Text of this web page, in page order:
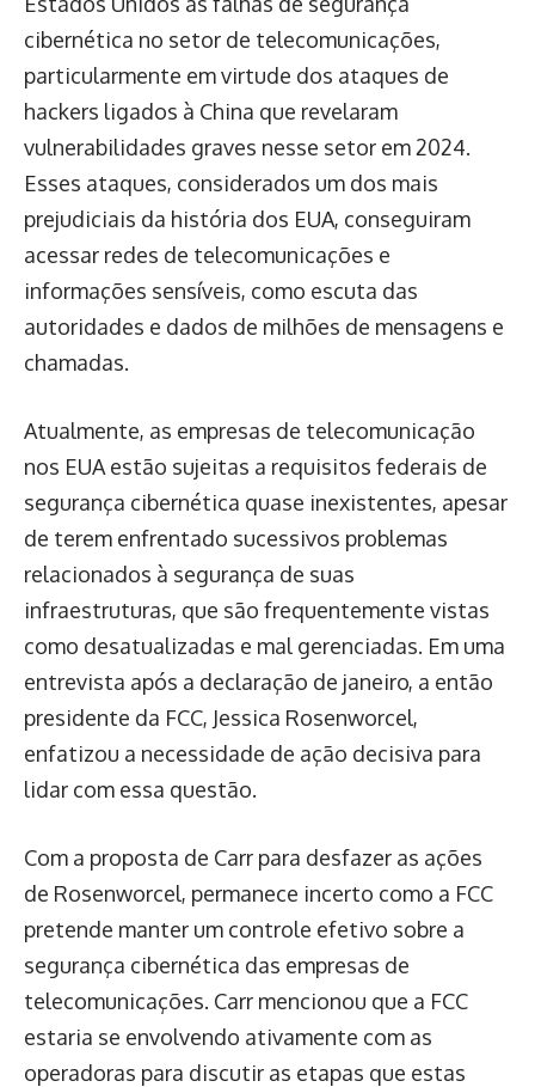
cibernética no setor de telecomunicações,
particularmente em virtude dos ataques de
hackers ligados à China que revelaram
vulnerabilidades graves nesse setor em 2024.
Esses ataques, considerados um dos mais
prejudiciais da história dos EUA, conseguiram
acessar redes de telecomunicações e
informações sensíveis, como escuta das
autoridades e dados de milhões de mensagens e
chamadas.
Atualmente, as empresas de telecomunicação
nos EUA estão sujeitas a requisitos federais de
segurança cibernética quase inexistentes, apesar
de terem enfrentado sucessivos problemas
relacionados à segurança de suas
infraestruturas, que são frequentemente vistas
como desatualizadas e mal gerenciadas. Em uma
entrevista após a declaração de janeiro, a então
presidente da FCC, Jessica Rosenworcel,
enfatizou a necessidade de ação decisiva para
lidar com essa questão.
Com a proposta de Carr para desfazer as ações
de Rosenworcel, permanece incerto como a FCC
pretende manter um controle efetivo sobre a
segurança cibernética das empresas de
telecomunicações. Carr mencionou que a FCC
estaria se envolvendo ativamente com as
operadoras para discutir as etapas que estas